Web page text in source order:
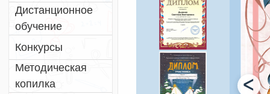
Дистанционное
обучение
Конкурсы
Методическая
копилка
ᐸ